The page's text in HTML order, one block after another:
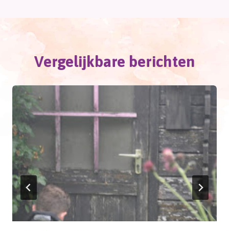
Vergelijkbare berichten